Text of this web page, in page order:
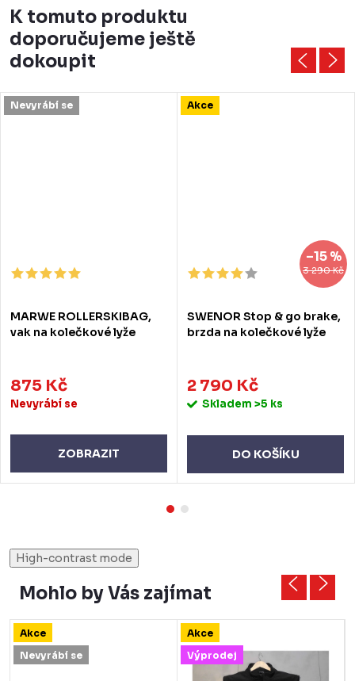
K tomuto produktu
doporučujeme ještě
dokoupit
Nevyrábí se
MARWE ROLLERSKIBAG,
vak na kolečkové lyže
875 Kč
Nevyrábí se
ZOBRAZIT
Akce
3 290 Kč
–15 %
SWENOR Stop & go brake,
brzda na kolečkové lyže
2 790 Kč
Skladem >5 ks
DO KOŠÍKU
High-contrast mode
Mohlo by Vás zajímat
Akce
Nevyrábí se
Akce
Výprodej